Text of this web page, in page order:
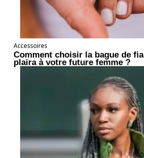
Accessoires
Comment choisir la bague de
plaira à votre future femme ?